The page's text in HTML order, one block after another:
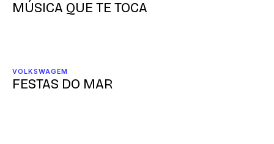
MÚSICA QUE TE TOCA
VOLKSWAGEM
FESTAS DO MAR